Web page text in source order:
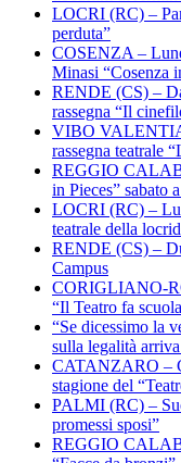
LOCRI (RC) –
perduta”
COSENZA –
Minasi “Cosenza
RENDE (CS) –
rassegna “Il
VIBO VALENTIA
rassegna teatrale
REGGIO
in Pieces” sabato
LOCRI (RC) –
teatrale della
RENDE (CS) –
Campus
CORIGLIANO-
“Il Teatro fa
“Se dicessimo la
sulla legalità
CATANZARO –
stagione del
PALMI (RC) –
promessi sposi”
REGGIO